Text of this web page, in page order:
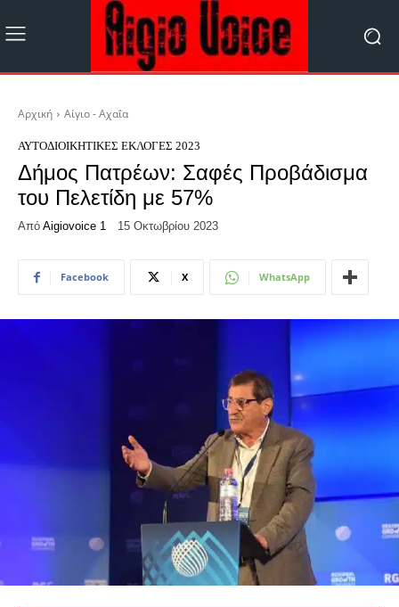
Αρχική Αίγιο - Αχαΐα
ΑΥΤΟΔΙΟΙΚΗΤΙΚΈΣ ΕΚΛΟΓΈΣ 2023
Δήμος Πατρέων: Σαφές Προβάδισμα
του Πελετίδη με 57%
Από Aigiovoice 1 15 Οκτωβρίου 2023
Facebook X WhatsApp